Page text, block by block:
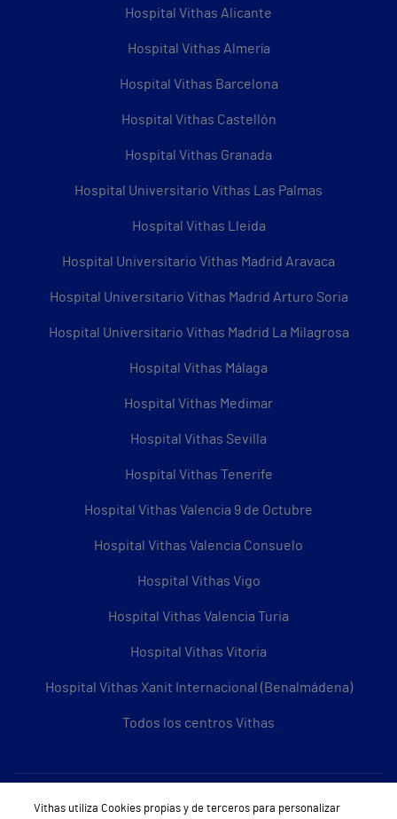
Hospital Vithas Alicante
Hospital Vithas Almería
Hospital Vithas Barcelona
Hospital Vithas Castellón
Hospital Vithas Granada
Hospital Universitario Vithas Las Palmas
Hospital Vithas Lleida
Hospital Universitario Vithas Madrid Aravaca
Hospital Universitario Vithas Madrid Arturo Soria
Hospital Universitario Vithas Madrid La Milagrosa
Hospital Vithas Málaga
Hospital Vithas Medimar
Hospital Vithas Sevilla
Hospital Vithas Tenerife
Hospital Vithas Valencia 9 de Octubre
Hospital Vithas Valencia Consuelo
Hospital Vithas Vigo
Hospital Vithas Valencia Turia
Hospital Vithas Vitoria
Hospital Vithas Xanit Internacional (Benalmádena)
Todos los centros Vithas
Sobre Vithas
Vithas utiliza Cookies propias y de terceros para personalizar